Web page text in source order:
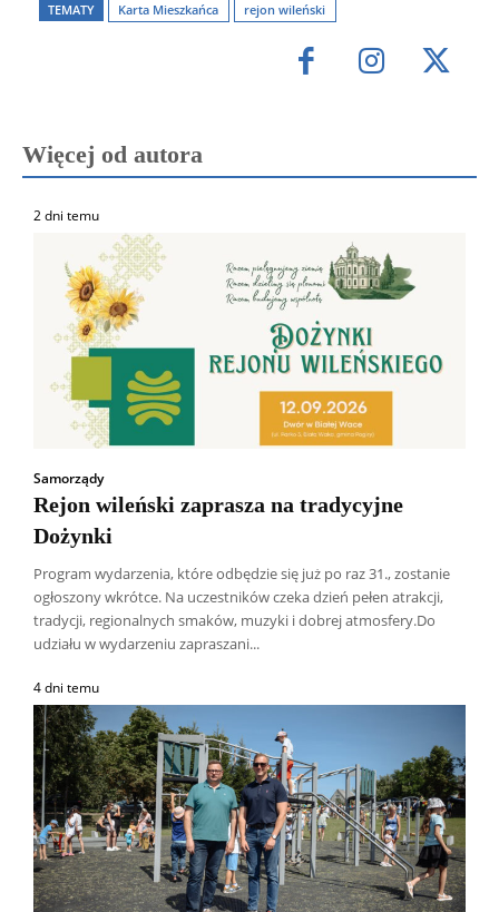
TEMATY Karta Mieszkańca rejon wileński
Więcej od autora
2 dni temu
Samorządy
Rejon wileński zaprasza na tradycyjne
Dożynki
Program wydarzenia, które odbędzie się już po raz 31., zostanie
ogłoszony wkrótce. Na uczestników czeka dzień pełen atrakcji,
tradycji, regionalnych smaków, muzyki i dobrej atmosfery.Do
udziału w wydarzeniu zapraszani...
4 dni temu